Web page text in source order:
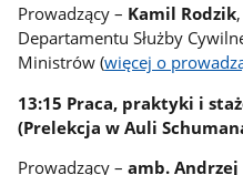
Prowadzący – Kamil Rodzik
Departamentu Służby
Ministrów (więcej o
13:15 Praca, praktyki i
(Prelekcja w Auli
Prowadzący –amb.